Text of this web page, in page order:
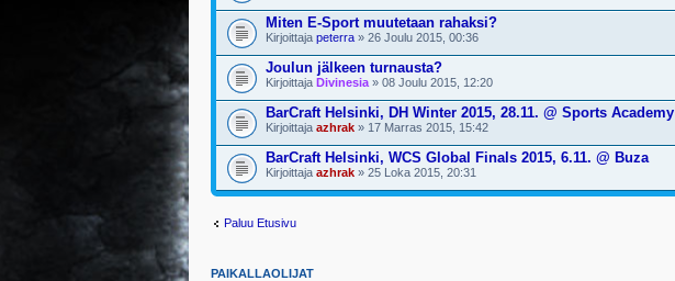
Miten E-Sport muutetaan rahaksi?
Kirjoittaja peterra » 26 Joulu 2015, 00:36
Joulun jälkeen turnausta?
Kirjoittaja Divinesia » 08 Joulu 2015, 12:20
BarCraft Helsinki, DH Winter 2015, 28.11. @ Sports Academy
Kirjoittaja azhrak » 17 Marras 2015, 15:42
BarCraft Helsinki, WCS Global Finals 2015, 6.11. @ Buza
Kirjoittaja azhrak » 25 Loka 2015, 20:31
Paluu Etusivu
PAIKALLAOLIJAT